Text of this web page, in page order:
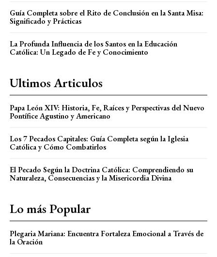
Guía Completa sobre el Rito de Conclusión en la Santa Misa:
Significado y Prácticas
La Profunda Influencia de los Santos en la Educación
Católica: Un Legado de Fe y Conocimiento
Ultimos Articulos
Papa León XIV: Historia, Fe, Raíces y Perspectivas del Nuevo
Pontífice Agustino y Americano
Los 7 Pecados Capitales: Guía Completa según la Iglesia
Católica y Cómo Combatirlos
El Pecado Según la Doctrina Católica: Comprendiendo su
Naturaleza, Consecuencias y la Misericordia Divina
Lo más Popular
Plegaria Mariana: Encuentra Fortaleza Emocional a Través de
la Oración